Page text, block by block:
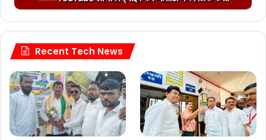
.
.
.
g
.
a
d
n
g
.
.
.
Recent Tech News